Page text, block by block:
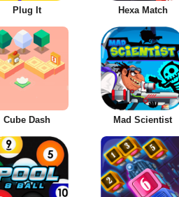
Plug It Hexa Match
Cube Dash Mad Scientist